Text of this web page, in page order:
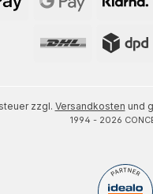
zzgl. Versandkosten und
1994 - 2026